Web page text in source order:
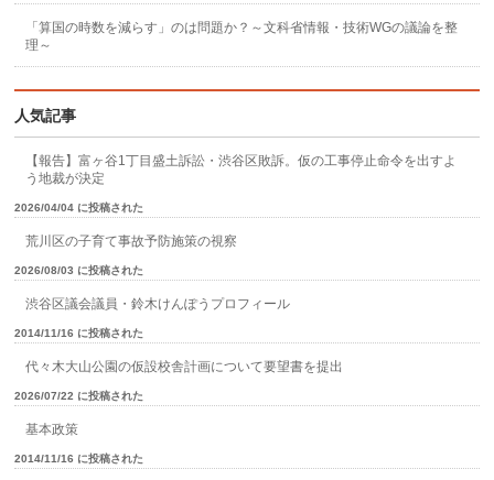
「算国の時数を減らす」のは問題か？～文科省情報・技術WGの議論を整
理～
人気記事
【報告】富ヶ谷1丁目盛土訴訟・渋谷区敗訴。仮の工事停止命令を出すよ
う地裁が決定
2026/04/04 に投稿された
荒川区の子育て事故予防施策の視察
2026/08/03 に投稿された
渋谷区議会議員・鈴木けんぽうプロフィール
2014/11/16 に投稿された
代々木大山公園の仮設校舎計画について要望書を提出
2026/07/22 に投稿された
基本政策
2014/11/16 に投稿された